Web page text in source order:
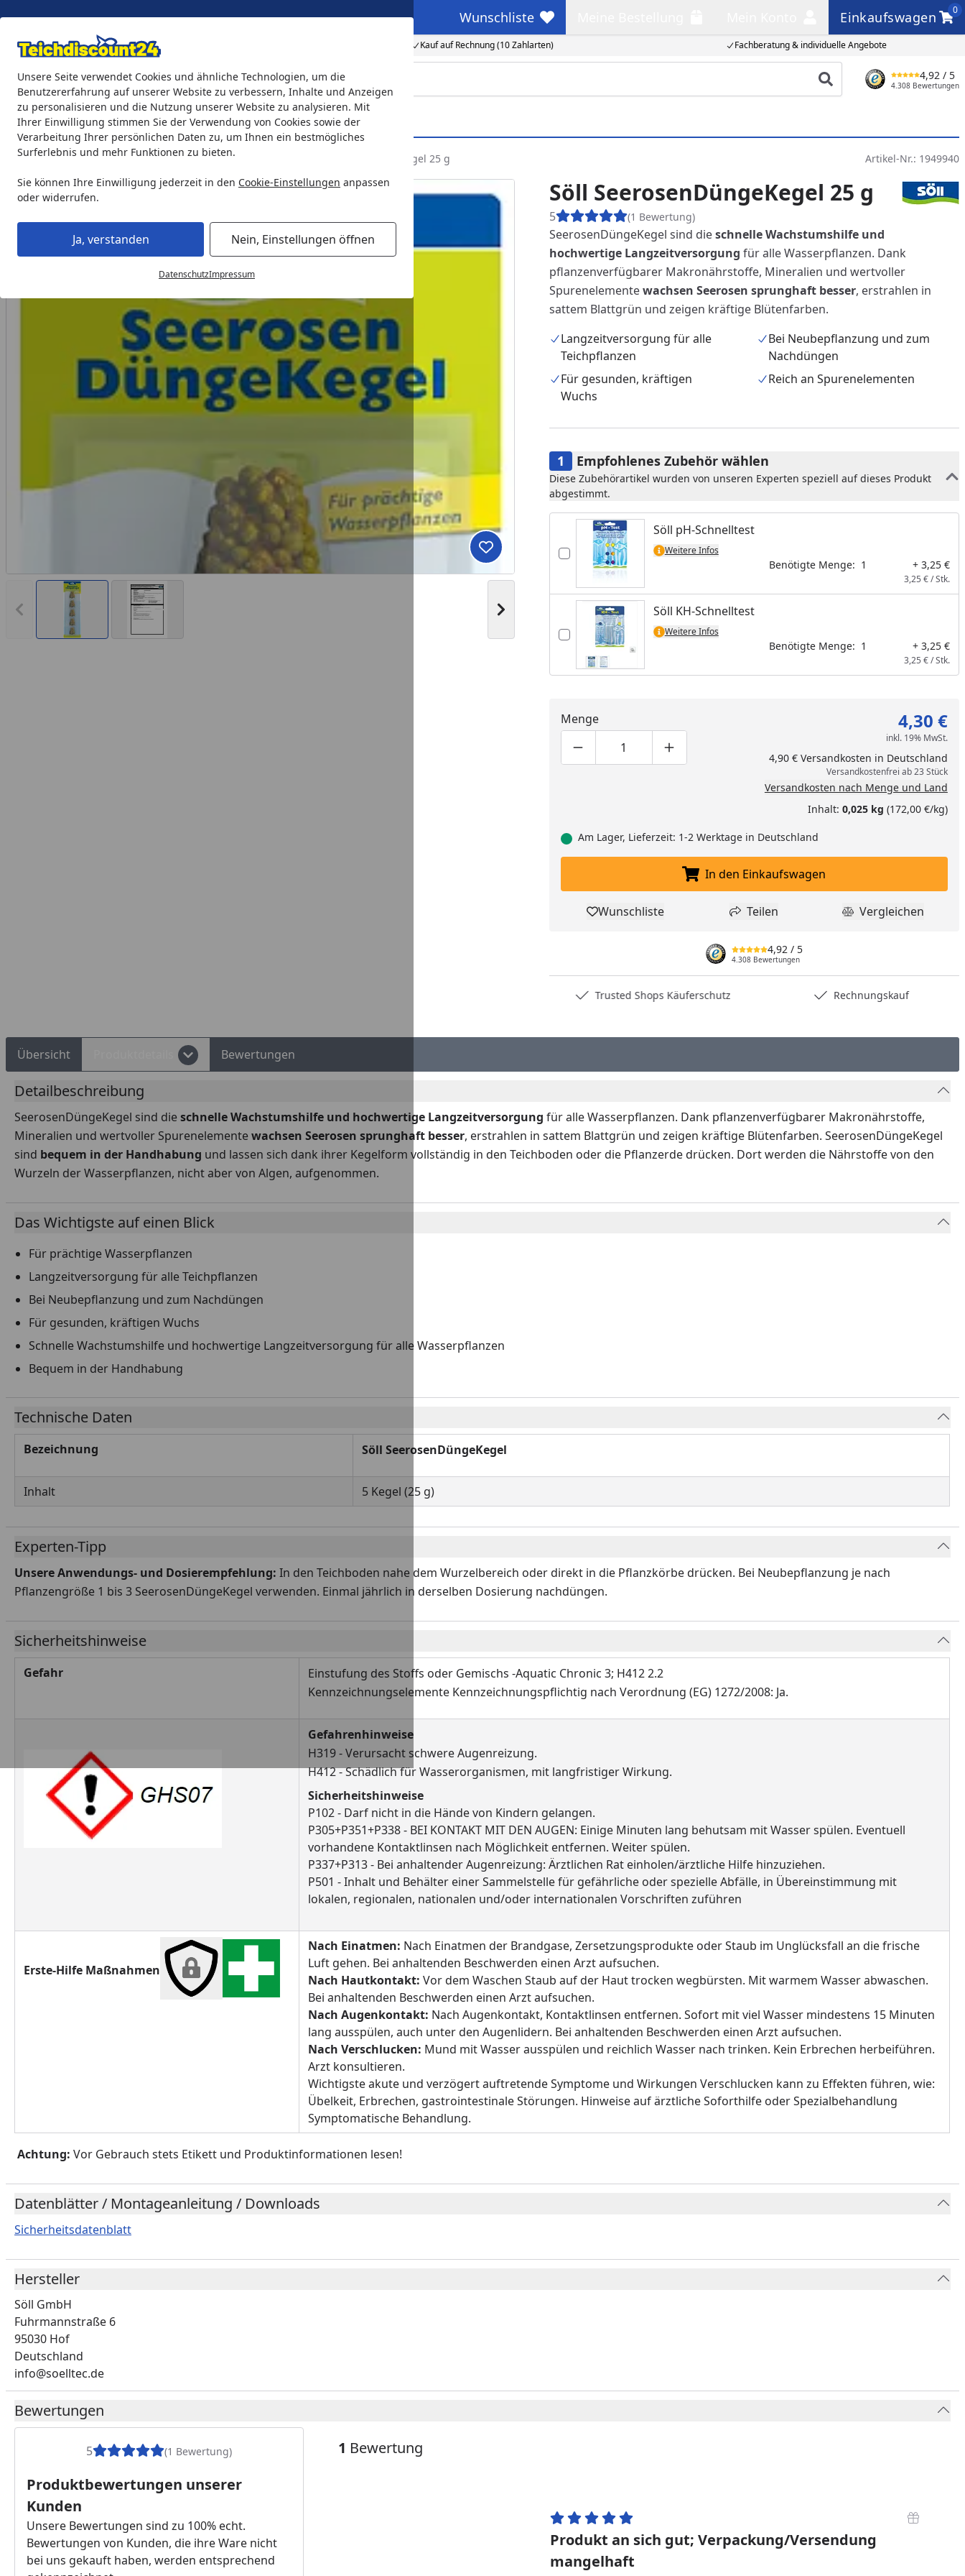
Unsere Seite verwendet Cookies und ähnliche Technologien, um die
Benutzererfahrung auf unserer Website zu verbessern, Inhalte und Anzeigen
zu personalisieren und die Nutzung unserer Website zu analysieren. Mit
Ihrer Einwilligung stimmen Sie der Verwendung von Cookies sowie der
Verarbeitung Ihrer persönlichen Daten zu, um Ihnen ein bestmögliches
Surferlebnis und mehr Funktionen zu bieten.
Sie können Ihre Einwilligung jederzeit in den Cookie-Einstellungen anpassen
oder widerrufen.
Ja, verstanden Nein, Einstellungen öffnen
DatenschutzImpressum
Eigene Montage-Teams Kauf auf Rechnung (10 Zahlarten) Fachberatung & individuelle Angebote
Wunschliste
Wunschliste Einkaufswagen
0
Einkaufswagen
Produkt suchen
4,92 / 5
4.308 Bewertungen
Teichprodukte Aquaristik Söll Teichpflege & Fischfutter
Söll Teichpflege & Fischfutter Teichreinigungsmittel Söll SeerosenDüngeKegel 25 g Artikel-Nr.: 1949940
Vorheriges Bild anzeigen Nächstes Bild anzeigen
Produkt zur Wunschliste hinzufügen
Söll SeerosenDüngeKegel 25 g
5 (1 Bewertung)
SeerosenDüngeKegel sind dieschnelle Wachstumshilfe und
hochwertige Langzeitversorgung für alle Wasserpflanzen. Dank
pflanzenverfügbarer Makronährstoffe, Mineralien und wertvoller
Spurenelementewachsen Seerosen sprunghaft besser, erstrahlen in
sattem Blattgrün und zeigen kräftige Blütenfarben.
Langzeitversorgung für alle
Teichpflanzen
Bei Neubepflanzung und zum
Nachdüngen
Für gesunden, kräftigen
Wuchs
Reich an Spurenelementen
Empfohlenes Zubehör wählen
Diese Zubehörartikel wurden von unseren Experten speziell auf dieses Produkt
abgestimmt.
Söll pH-Schnelltest
Weitere Infos
Benötigte Menge: 1 + 3,25 €
3,25 € / Stk.
Söll KH-Schnelltest
Weitere Infos
Benötigte Menge: 1 + 3,25 €
3,25 € / Stk.
Menge
Produktmenge um eins verringern
Produktmenge manuell eingeben
Produktmenge um eins erhöhen
4,30 €
inkl. 19% MwSt.
4,90 € Versandkosten in Deutschland
Versandkostenfrei ab 23 Stück
Versandkosten nach Menge und Land
Inhalt: 0,025 kg (172,00 €/kg)
Am Lager, Lieferzeit: 1-2 Werktage in Deutschland
In den Einkaufswagen legen
In den Einkaufswagen
Produkt zur Wunschliste hinzufügen
Wunschliste Teilen
Teilen Produkt
Vergleichen
4,92 / 5
4.308 Bewertungen
Trusted Shops Käuferschutz Rechnungskauf
Übersicht Bewertungen
Detailbeschreibung
SeerosenDüngeKegel sind dieschnelle Wachstumshilfe und hochwertige Langzeitversorgung für alle Wasserpflanzen. Dank pflanzenverfügbarer Makronährstoffe,
Mineralien und wertvoller Spurenelementewachsen Seerosen sprunghaft besser, erstrahlen in sattem Blattgrün und zeigen kräftige Blütenfarben. SeerosenDüngeKegel
sind bequem in der Handhabung und lassen sich dank ihrer Kegelform vollständig in den Teichboden oder die Pflanzerde drücken. Dort werden die Nährstoffe von den
Wurzeln der Wasserpflanzen, nicht aber von Algen, aufgenommen.
Das Wichtigste auf einen Blick
Für prächtige Wasserpflanzen
Langzeitversorgung für alle Teichpflanzen
Bei Neubepflanzung und zum Nachdüngen
Für gesunden, kräftigen Wuchs
Schnelle Wachstumshilfe und hochwertige Langzeitversorgung für alle Wasserpflanzen
Bequem in der Handhabung
Technische Daten
Bezeichnung Söll SeerosenDüngeKegel
Inhalt 5 Kegel (25 g)
Experten-Tipp
Unsere Anwendungs- und Dosierempfehlung: In den Teichboden nahe dem Wurzelbereich oder direkt in die Pflanzkörbe drücken. Bei Neubepflanzung je nach
Pflanzengröße 1 bis 3 SeerosenDüngeKegel verwenden. Einmal jährlich in derselben Dosierung nachdüngen.
Sicherheitshinweise
Gefahr
Einstufung des Stoffs oder Gemischs -Aquatic Chronic 3; H412 2.2
Kennzeichnungselemente Kennzeichnungspflichtig nach Verordnung (EG) 1272/2008: Ja.
Gefahrenhinweise
H319 - Verursacht schwere Augenreizung.
H412 - Schädlich für Wasserorganismen, mit langfristiger Wirkung.
Sicherheitshinweise
P102 - Darf nicht in die Hände von Kindern gelangen.
P305+P351+P338 - BEI KONTAKT MIT DEN AUGEN: Einige Minuten lang behutsam mit Wasser spülen. Eventuell
vorhandene Kontaktlinsen nach Möglichkeit entfernen. Weiter spülen.
P337+P313 - Bei anhaltender Augenreizung: Ärztlichen Rat einholen/ärztliche Hilfe hinzuziehen.
P501 - Inhalt und Behälter einer Sammelstelle für gefährliche oder spezielle Abfälle, in Übereinstimmung mit
lokalen, regionalen, nationalen und/oder internationalen Vorschriften zuführen
Erste-Hilfe Maßnahmen
Nach Einatmen: Nach Einatmen der Brandgase, Zersetzungsprodukte oder Staub im Unglücksfall an die frische
Luft gehen. Bei anhaltenden Beschwerden einen Arzt aufsuchen.
Nach Hautkontakt: Vor dem Waschen Staub auf der Haut trocken wegbürsten. Mit warmem Wasser abwaschen.
Bei anhaltenden Beschwerden einen Arzt aufsuchen.
Nach Augenkontakt: Nach Augenkontakt, Kontaktlinsen entfernen. Sofort mit viel Wasser mindestens 15 Minuten
lang ausspülen, auch unter den Augenlidern. Bei anhaltenden Beschwerden einen Arzt aufsuchen.
Nach Verschlucken: Mund mit Wasser ausspülen und reichlich Wasser nach trinken. Kein Erbrechen herbeiführen.
Arzt konsultieren.
Wichtigste akute und verzögert auftretende Symptome und Wirkungen Verschlucken kann zu Effekten führen, wie:
Übelkeit, Erbrechen, gastrointestinale Störungen. Hinweise auf ärztliche Soforthilfe oder Spezialbehandlung
Symptomatische Behandlung.
Achtung: Vor Gebrauch stets Etikett und Produktinformationen lesen!
Datenblätter / Montageanleitung / Downloads
Sicherheitsdatenblatt
Hersteller
Söll GmbH
Fuhrmannstraße 6
95030 Hof
Deutschland
info@soelltec.de
Bewertungen
5 (1 Bewertung)
Produktbewertungen unserer
Kunden
Unsere Bewertungen sind zu 100% echt.
Bewertungen von Kunden, die ihre Ware nicht
bei uns gekauft haben, werden entsprechend
1 Bewertung
Produkt an sich gut; Verpackung/Versendung
mangelhaft